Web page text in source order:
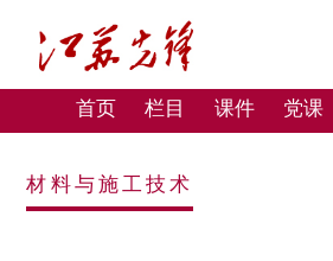
首页 栏目 课件 党课
材料与施工技术